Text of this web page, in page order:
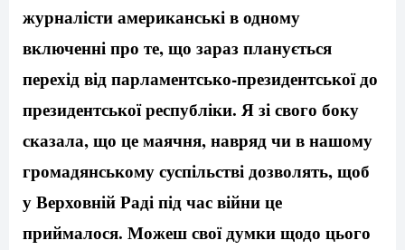
журналісти американські в одному
включенні про те, що зараз планується
перехід від парламентсько-президентської до
президентської республіки. Я зі свого боку
сказала, що це маячня, навряд чи в нашому
громадянському суспільстві дозволять, щоб
у Верховній Раді під час війни це
приймалося. Можеш свої думки щодо цього